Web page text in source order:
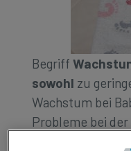
Begriff
sowohl zu
Wachstum bei
Probleme bei